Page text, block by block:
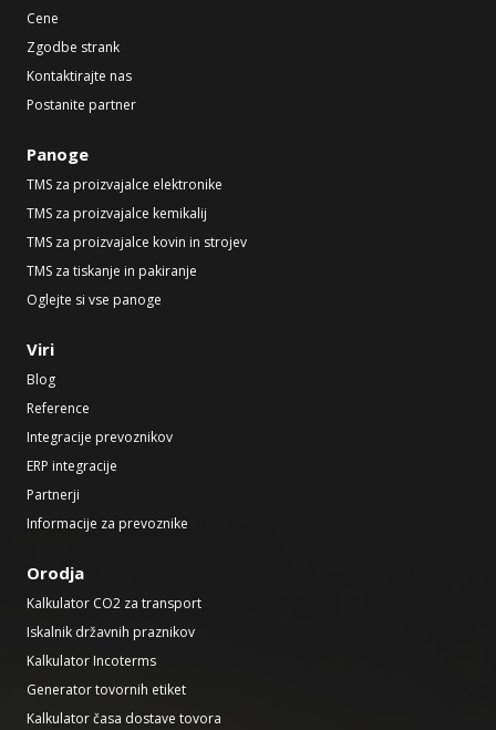
Cene
Zgodbe strank
Kontaktirajte nas
Postanite partner
Panoge
TMS za proizvajalce elektronike
TMS za proizvajalce kemikalij
TMS za proizvajalce kovin in strojev
TMS za tiskanje in pakiranje
Oglejte si vse panoge
Viri
Blog
Reference
Integracije prevoznikov
ERP integracije
Partnerji
Informacije za prevoznike
Orodja
Kalkulator CO2 za transport
Iskalnik državnih praznikov
Kalkulator Incoterms
Generator tovornih etiket
Kalkulator časa dostave tovora